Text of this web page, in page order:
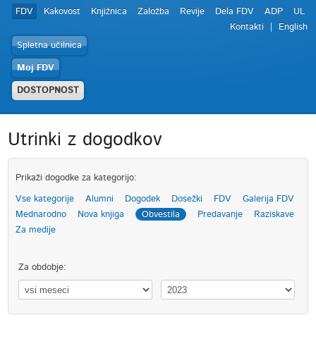
FDV Kakovost Knjižnica Založba Revije Dela FDV ADP
UL
Kontakti
English
Spletna učilnica
Moj FDV
DOSTOPNOST
Utrinki z dogodkov
Prikaži dogodke za kategorijo:
Vse kategorije Alumni Dogodek Dosežki FDV
Galerija FDV
Mednarodno
Nova knjiga Obvestila Predavanje
Raziskave
Za medije
Za obdobje: